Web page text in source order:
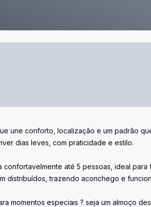
une conforto, localização e um padrão
dias leves, com praticidade e estilo.
confortavelmente até 5 pessoas, ideal
distribuídos, trazendo aconchego e
momentos especiais ? seja um almoço